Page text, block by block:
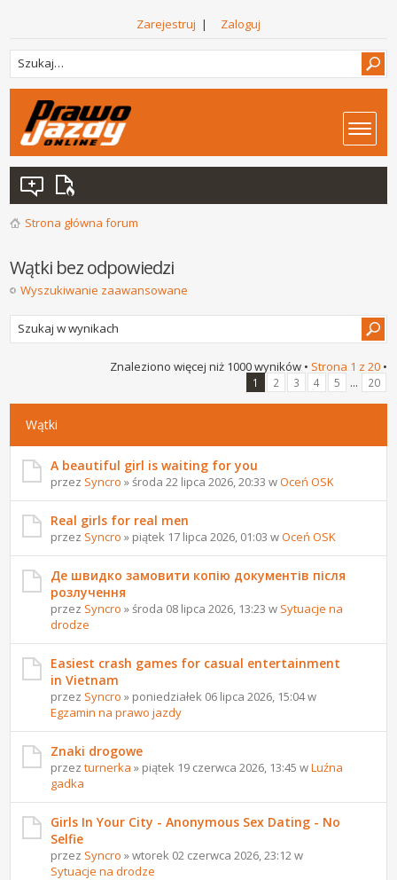
Zarejestruj | Zaloguj
Strona główna forum
Wątki bez odpowiedzi
Wyszukiwanie zaawansowane
Znaleziono więcej niż 1000 wyników • Strona 1 z 20•
1 2 3 4 5 ... 20
Wątki
A beautiful girl is waiting for you
przez Syncro » środa 22 lipca 2026, 20:33 wOceń OSK
Real girls for real men
przez Syncro » piątek 17 lipca 2026, 01:03 wOceń OSK
Де швидко замовити копію документів після
розлучення
przez Syncro » środa 08 lipca 2026, 13:23 w Sytuacje na
drodze
Easiest crash games for casual entertainment
in Vietnam
przez Syncro » poniedziałek 06 lipca 2026, 15:04 w
Egzamin na prawo jazdy
Znaki drogowe
przezturnerka » piątek 19 czerwca 2026, 13:45 wLuźna
gadka
Girls In Your City - Anonymous Sex Dating - No
Selfie
przez Syncro » wtorek 02 czerwca 2026, 23:12 w
Sytuacje na drodze